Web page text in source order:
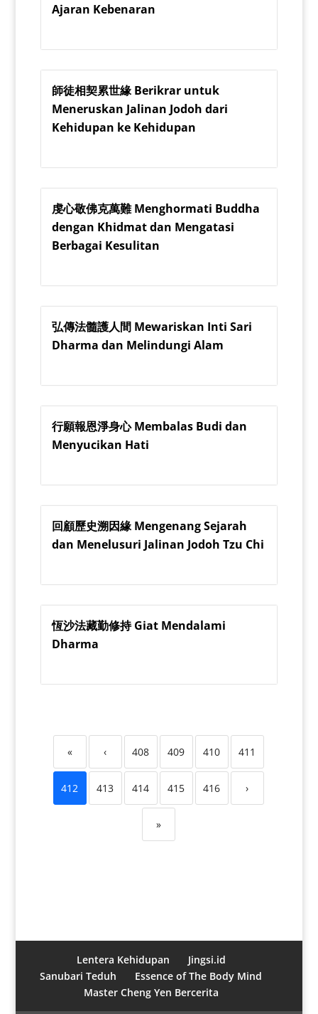
Ajaran Kebenaran
師徒相契累世緣 Berikrar untuk
Meneruskan Jalinan Jodoh dari
Kehidupan ke Kehidupan
虔心敬佛克萬難 Menghormati Buddha
dengan Khidmat dan Mengatasi
Berbagai Kesulitan
弘傳法髓護人間 Mewariskan Inti Sari
Dharma dan Melindungi Alam
行願報恩淨身心 Membalas Budi dan
Menyucikan Hati
回顧歷史溯因緣 Mengenang Sejarah
dan Menelusuri Jalinan Jodoh Tzu Chi
恆沙法藏勤修持 Giat Mendalami
Dharma
« ‹ 408 409 410 411
412 413 414 415 416 ›
»
Lentera Kehidupan
Jingsi.id
Sanubari Teduh
Essence of The Body Mind
Master Cheng Yen Bercerita